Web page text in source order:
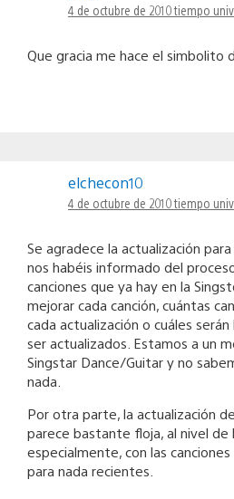
4 de octubre de 2010 tiempo
Que gracia me hace el simbolito
elchecon10
4 de octubre de 2010 tiempo
Se agradece la actualización
nos habéis informado del
canciones que ya hay en la
mejorar cada canción, cuántas
cada actualización o cuáles
ser actualizados. Estamos a un
Singstar Dance/Guitar y no
nada.
Por otra parte, la actualización
parece bastante floja, al nivel de
especialmente, con las
para nada recientes.